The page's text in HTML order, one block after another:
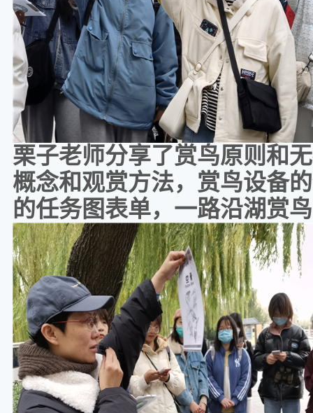
栗子老师分享了赏鸟原则和
概念和观赏方法，赏鸟设备
的任务图表单，一路沿湖赏